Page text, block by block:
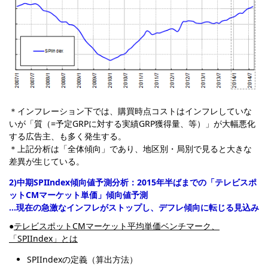
＊インフレーション下では、購買時点コストはインフレしていな
いが「質（=予定GRPに対する実績GRP獲得量、等）」が大幅悪化
する広告主、も多く発生する。
＊上記分析は「全体傾向」であり、地区別・局別で見ると大きな
差異が生じている。
2)中期SPIIndex傾向値予測分析：2015年半ばまでの「テレビスポ
ットCMマーケット単価」傾向値予測
…現在の急激なインフレがストップし、デフレ傾向に転じる見込み
●テレビスポットCMマーケット平均単価ベンチマーク、
「SPIIndex」とは
SPIIndexの定義（算出方法）